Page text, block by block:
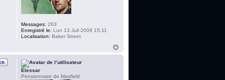
Messages: 263
Enregistré le: Lun 13 Juil 2009 15:11
Localisation: Baker Street
Elessar
Pensionnaire de Mayfield